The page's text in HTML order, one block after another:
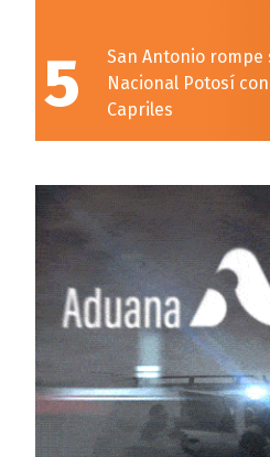
5
San Antonio rompe
Nacional Potosí
Capriles